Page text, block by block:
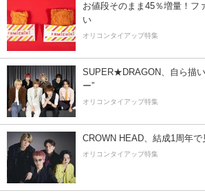
お値段そのまま45％増量！フ
い
オリコンタイアップ特集
SUPER★DRAGON、自ら描
ー”
オリコンタイアップ特集
CROWN HEAD、結成1周年で
オリコンタイアップ特集